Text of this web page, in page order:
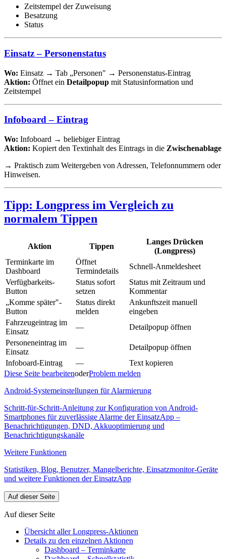
Zeitstempel der Zuweisung
Besatzung
Status
Einsatz – Personenstatus
Wo: Einsatz → Tab „Personen" → Personenstatus-Eintrag
Aktion: Öffnet ein Detailpopup mit Statusinformation und
Zeitstempel
Infoboard – Eintrag
Wo: Infoboard → beliebiger Eintrag
Aktion: Kopiert den Textinhalt des Eintrags in die Zwischenablage
→ Praktisch zum Weitergeben von Adressen, Telefonnummern oder
Hinweisen.
Tipp: Longpress im Vergleich zu
normalem Tippen
Aktion Tippen
Langes Drücken
(Longpress)
Terminkarte im
Dashboard
Öffnet
Termindetails
Schnell-Anmeldesheet
Verfügbarkeits-
Button
Status sofort
setzen
Status mit Zeitraum und
Kommentar
„Komme später"-
Button
Status direkt
melden
Ankunftszeit manuell
eingeben
Fahrzeugeintrag im
Einsatz
—
Detailpopup öffnen
Personeneintrag im
Einsatz
—
Detailpopup öffnen
Infoboard-Eintrag
—
Text kopieren
Diese Seite bearbeitenoderProblem melden
Android-Systemeinstellungen für Alarmierung
Schritt-für-Schritt-Anleitung zur Konfiguration von Android-
Smartphones für zuverlässige Alarme der EinsatzApp –
Benachrichtigungen, DND, Akkuoptimierung und
Benachrichtigungskanäle
Weitere Funktionen
Statistiken, Blog, Benutzer, Mangelberichte, Einsatzmonitor-Geräte
und weitere Funktionen der EinsatzApp
Auf dieser Seite
Auf dieser Seite
Übersicht aller Longpress-Aktionen
Details zu den einzelnen Aktionen
Dashboard – Terminkarte